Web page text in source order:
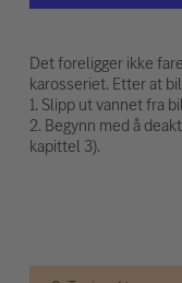
Det foreligger ikke
karosseriet. Etter at
1. Slipp ut vannet fra
2. Begynn med å
kapittel 3).